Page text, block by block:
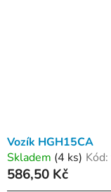
Vozík HGH15CA
Skladem (4 ks) Kód:
586,50 Kč